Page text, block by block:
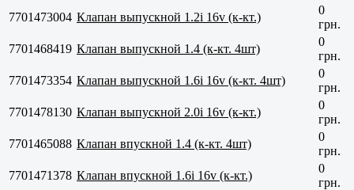
7701473004 Клапан выпускной 1.2i 16v (к-кт.)
0
грн.
7701468419 Клапан выпускной 1.4 (к-кт. 4шт)
0
грн.
7701473354 Клапан выпускной 1.6i 16v (к-кт. 4шт)
0
грн.
7701478130 Клапан выпускной 2.0i 16v (к-кт.)
0
грн.
7701465088 Клапан впускной 1.4 (к-кт. 4шт)
0
грн.
7701471378 Клапан впускной 1.6i 16v (к-кт.)
0
грн.